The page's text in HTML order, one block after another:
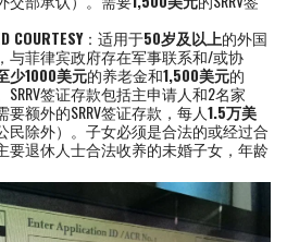
COURTESY：适用于50岁及以上的外国
与菲律宾政府存在军事联系和/或协
少1000美元的养老金和1,500美元的
SRRV签证存款包括主申请人和2名家
要额外的SRRV签证存款，每人1.5万美
民除外）。子女必须是合法的或经过合
要退休人士合法收养的未婚子女，年龄